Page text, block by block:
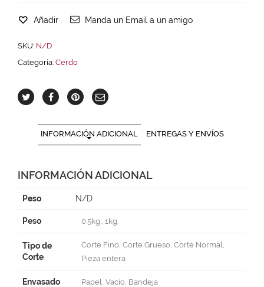
Añadir Manda un Email a un amigo
SKU: N/D
Categoría: Cerdo
INFORMACIÓN ADICIONAL ENTREGAS Y ENVÍOS
INFORMACIÓN ADICIONAL
Peso N/D
Peso 0.5kg., 1kg.
Tipo de
Corte
Corte Fino, Corte Grueso, Corte Normal,
Pieza entera
Envasado Papel, Vacío, Bandeja